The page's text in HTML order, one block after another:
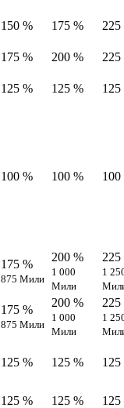
150 % 175 %
225
175 % 200 %
225
125 % 125 % 125
100 % 100 % 100
175 %
875 Мили
200 %
1 000
Мили
225
1
175 %
875 Мили
200 %
1 000
Мили
225
1
125 % 125 % 125
125 % 125 %
125